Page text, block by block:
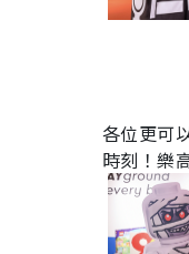
各位更可
時刻！樂